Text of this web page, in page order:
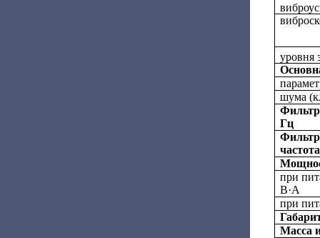
уровня
шума
Гц
при
В·А
при
Масса